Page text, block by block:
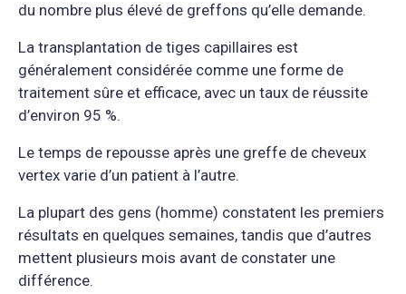
du nombre plus élevé de greffons qu’elle demande.
La transplantation de tiges capillaires est
généralement considérée comme une forme de
traitement sûre et efficace, avec un taux de réussite
d’environ 95 %.
Le temps de repousse après une greffe de cheveux
vertex varie d’un patient à l’autre.
La plupart des gens (homme) constatent les premiers
résultats en quelques semaines, tandis que d’autres
mettent plusieurs mois avant de constater une
différence.